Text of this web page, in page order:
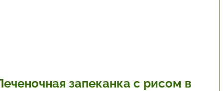
запеканка с рисом в